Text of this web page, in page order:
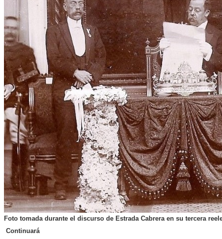
Foto tomada durante el discurso de Estrada Cabrera en su tercera
Continuará